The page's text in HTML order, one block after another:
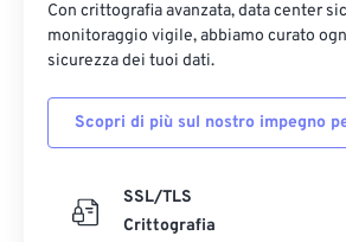
Con crittografia avanzata, data center
monitoraggio vigile, abbiamo curato
sicurezza dei tuoi dati.
Scopri di più sul nostro impegno
SSL/TLS
Crittografia